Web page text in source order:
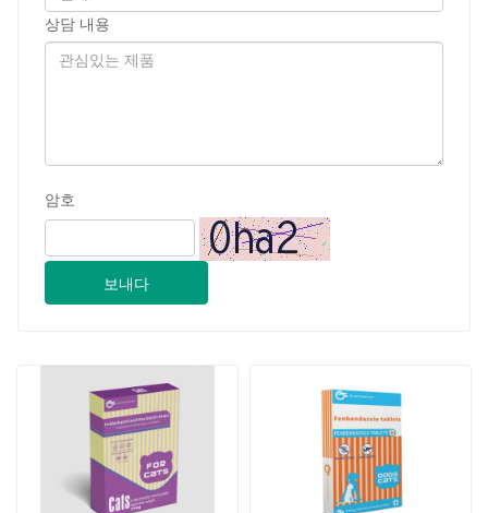
상담 내용
암호
보내다